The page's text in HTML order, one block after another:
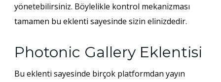
yönetebilirsiniz. Böylelikle kontrol mekanizması
tamamen bu eklenti sayesinde sizin elinizdedir.
Photonic Gallery Eklentisi
Bu eklenti sayesinde birçok platformdan yayın